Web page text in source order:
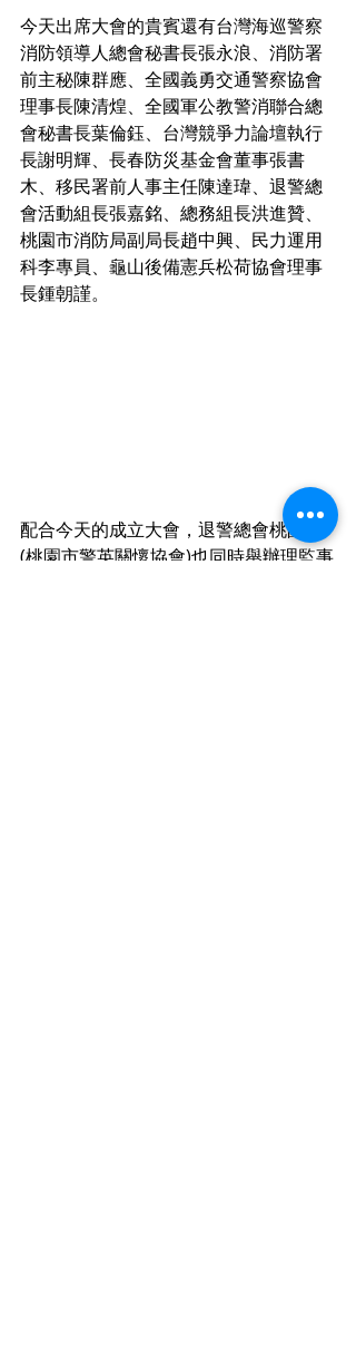
今天出席大會的貴賓還有台灣海巡警察
消防領導人總會秘書長張永浪、消防署
前主秘陳群應、全國義勇交通警察協會
理事長陳清煌、全國軍公教警消聯合總
會秘書長葉倫鈺、台灣競爭力論壇執行
長謝明輝、長春防災基金會董事張書
木、移民署前人事主任陳達瑋、退警總
會活動組長張嘉銘、總務組長洪進贊、
桃園市消防局副局長趙中興、民力運用
科李專員、龜山後備憲兵松荷協會理事
長鍾朝謹。
配合今天的成立大會，退警總會桃園組
(桃園市警英關懷協會)也同時舉辦理監事